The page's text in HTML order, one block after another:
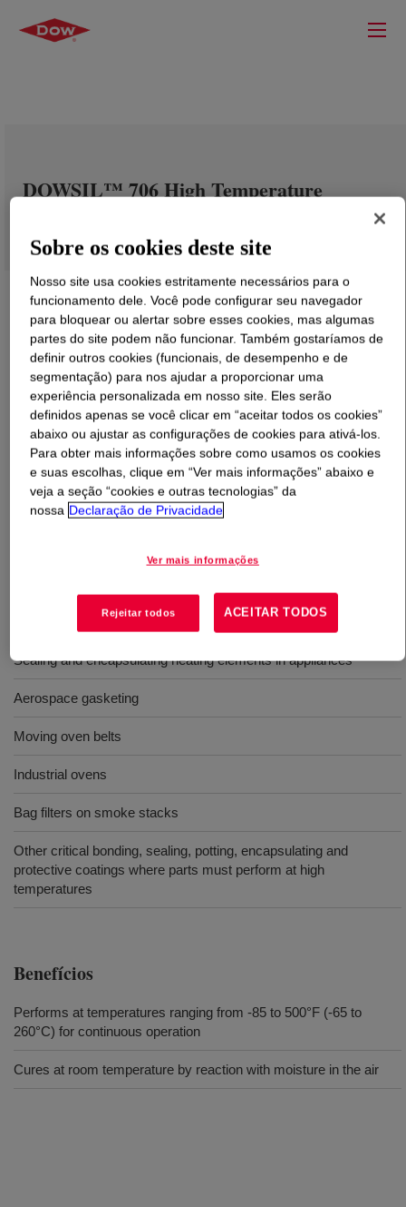
DOWSIL™ 706 High Temperature
O que éDOWSIL™ 706 High Temperature Industrial
Grade Silicone Sealant?
1-part, moisture curing acetoxy sealant recommended
perform at high temperatures.
Sealing and encapsulating heating elements in appliances
Aerospace gasketing
Moving oven belts
Industrial ovens
Bag filters on smoke stacks
Other critical bonding, sealing, potting, encapsulating and
protective coatings where parts must perform at high
temperatures
Benefícios
Performs at temperatures ranging from -85 to 500°F (-65 to
260°C) for continuous operation
Cures at room temperature by reaction with moisture in the air
Sobre os cookies deste site
Nosso site usa cookies estritamente necessários para o
funcionamento dele. Você pode configurar seu navegador
para bloquear ou alertar sobre esses cookies, mas algumas
partes do site podem não funcionar. Também gostaríamos de
definir outros cookies (funcionais, de desempenho e de
segmentação) para nos ajudar a proporcionar uma
experiência personalizada em nosso site. Eles serão
definidos apenas se você clicar em “aceitar todos os cookies”
abaixo ou ajustar as configurações de cookies para ativá-los.
Para obter mais informações sobre como usamos os cookies
e suas escolhas, clique em “Ver mais informações” abaixo e
veja a seção “cookies e outras tecnologias” da
nossa Declaração de Privacidade
Ver mais informações
Rejeitar todos ACEITAR TODOS